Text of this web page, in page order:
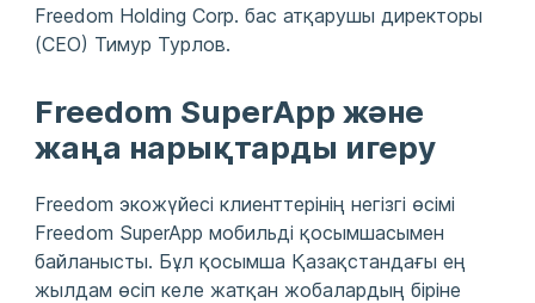
Freedom Holding Corp. бас атқарушы директоры
(CEO) Тимур Турлов.
Freedom SuperApp және
жаңа нарықтарды игеру
Freedom экожүйесі клиенттерінің негізгі өсімі
Freedom SuperApp мобильді қосымшасымен
байланысты. Бұл қосымша Қазақстандағы ең
жылдам өсіп келе жатқан жобалардың біріне